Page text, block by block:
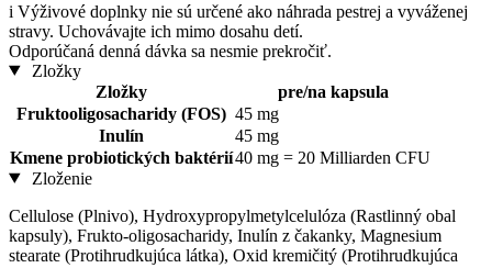
i Výživové doplnky nie sú určené ako náhrada pestrej a vyváženej
stravy. Uchovávajte ich mimo dosahu detí.
Odporúčaná denná dávka sa nesmie prekročiť.
Zložky
Zložky
pre/na kapsula
Fruktooligosacharidy (FOS) 45 mg
Inulín
45 mg
Kmene probiotických baktérií40 mg = 20 Milliarden CFU
Zloženie
Cellulose (Plnivo), Hydroxypropylmetylcelulóza (Rastlinný obal
kapsuly), Frukto-oligosacharidy, Inulín z čakanky, Magnesium
stearate (Protihrudkujúca látka), Oxid kremičitý (Protihrudkujúca